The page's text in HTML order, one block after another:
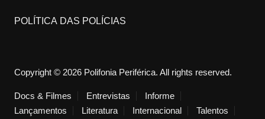
POLÍTICA DAS POLÍCIAS
Copyright © 2026 Polifonia Periférica. All rights reserved.
Docs & Filmes Entrevistas
Informe
Lançamentos
Literatura Internacional Talentos